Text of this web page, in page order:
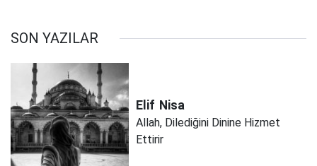
SON YAZILAR
Elif Nisa
Allah, Dilediğini Dinine Hizmet
Ettirir